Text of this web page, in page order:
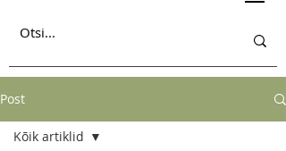
Post
Kõik artiklid